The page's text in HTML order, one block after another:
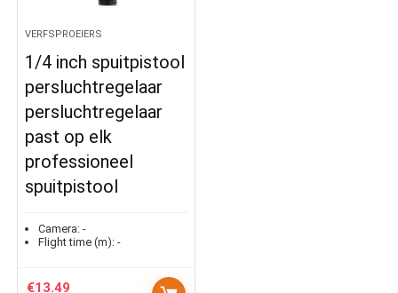
VERFSPROEIERS
1/4 inch spuitpistool
persluchtregelaar
persluchtregelaar
past op elk
professioneel
spuitpistool
Camera: -
Flight time (m): -
€13.49